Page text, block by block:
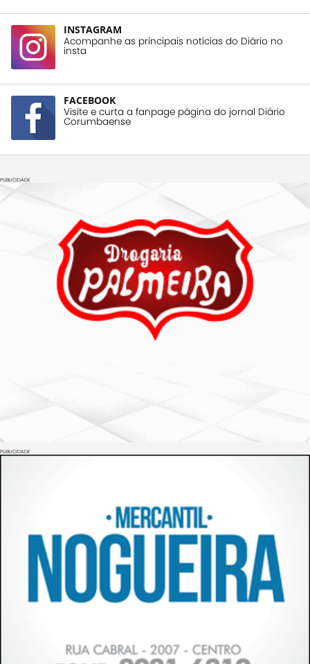
INSTAGRAM
Acompanhe as principais notícias do Diário no
insta
FACEBOOK
Visite e curta a fanpage página do jornal Diário
Corumbaense
PUBLICIDADE
PUBLICIDADE